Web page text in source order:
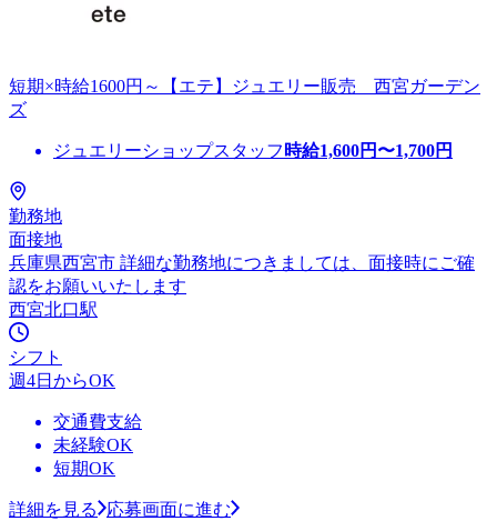
短期×時給1600円～【エテ】ジュエリー販売 西宮ガーデン
ズ
ジュエリーショップスタッフ 時給1,600円〜1,700円
勤務地
面接地
兵庫県西宮市 詳細な勤務地につきましては、面接時にご確
認をお願いいたします
西宮北口駅
シフト
週4日からOK
交通費支給
未経験OK
短期OK
詳細を見る
応募画面に進む